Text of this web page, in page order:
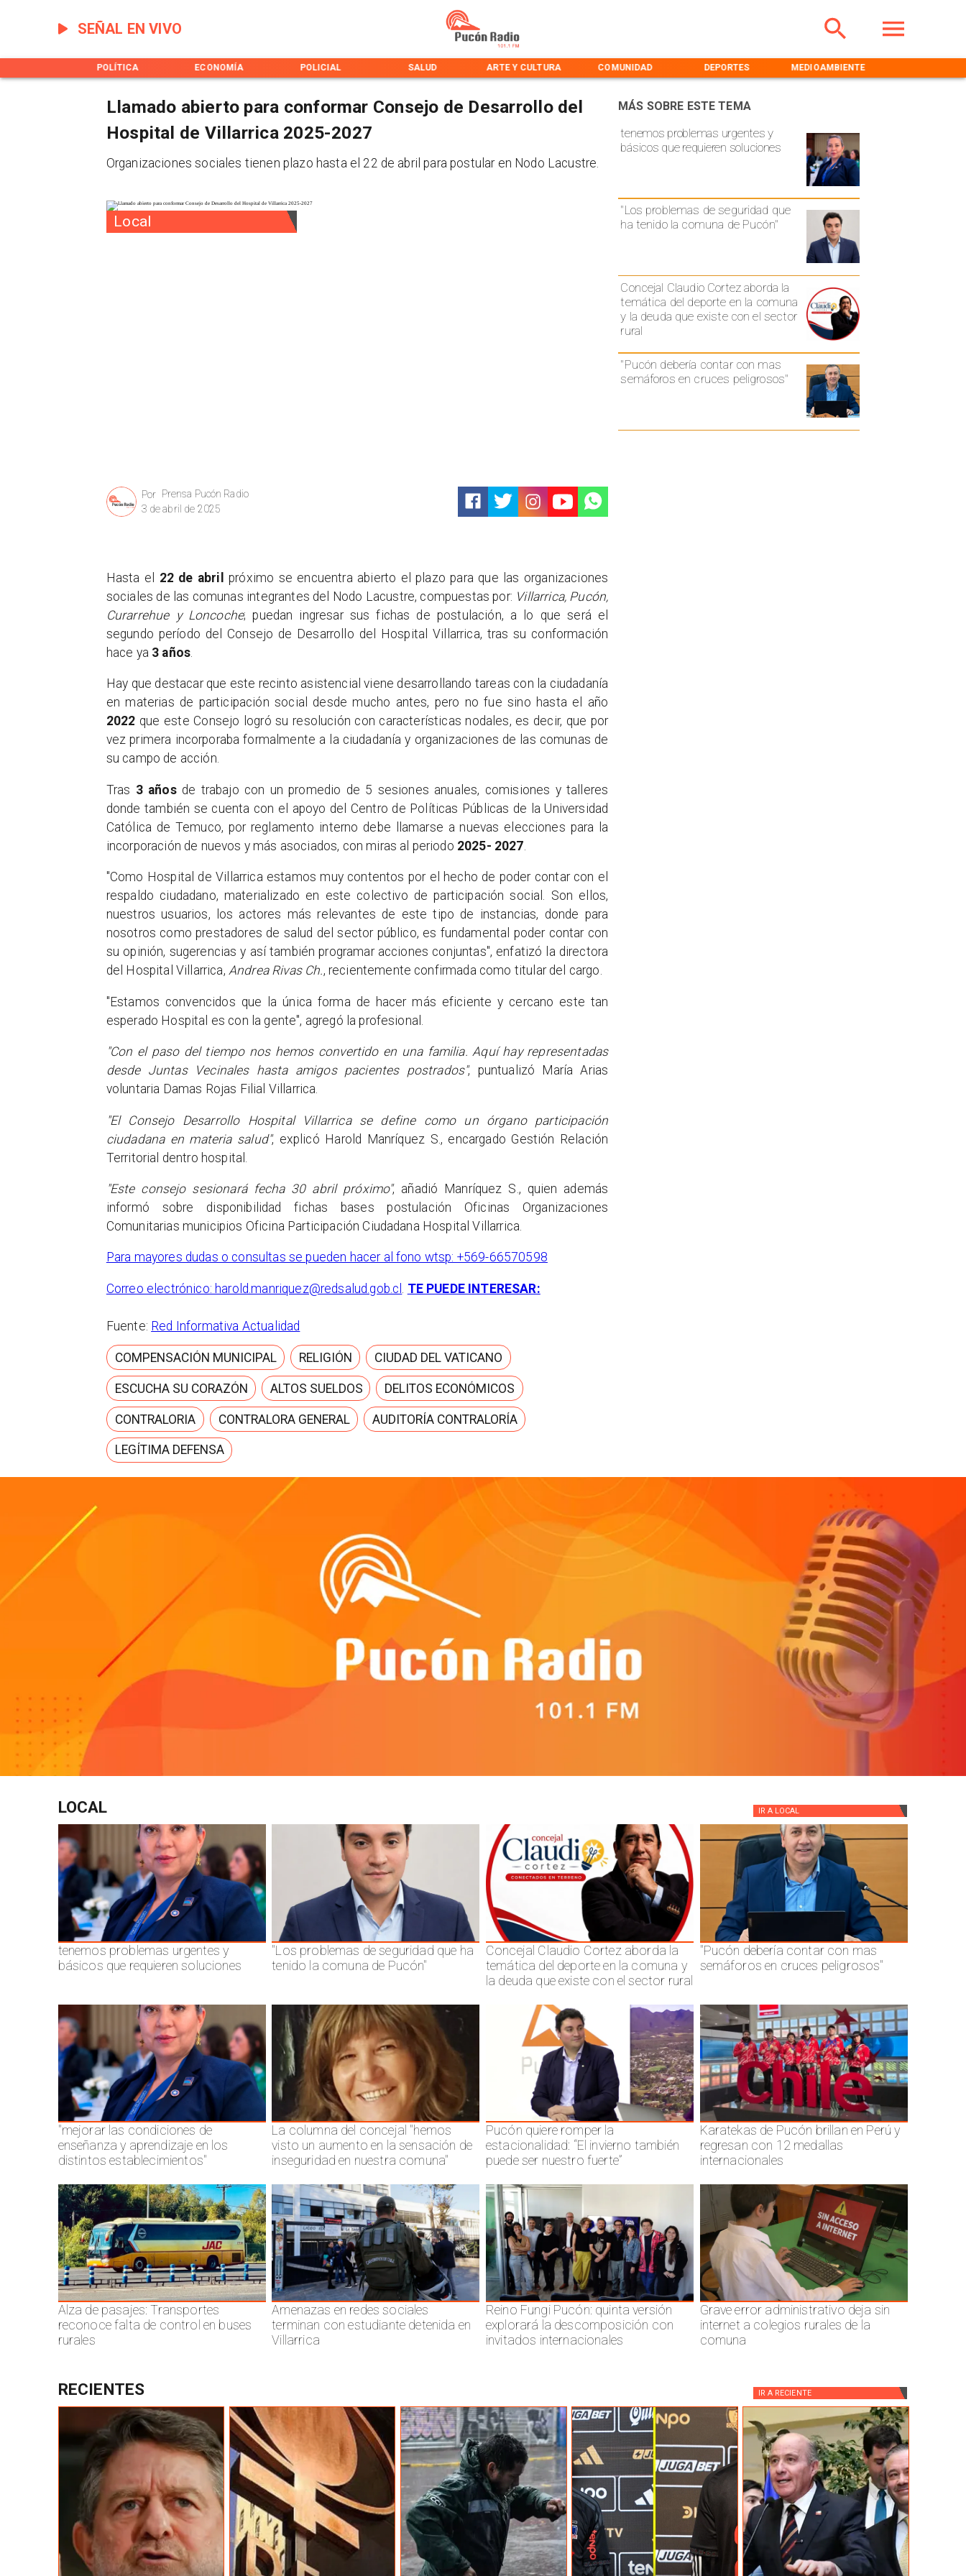
SEÑAL EN VIVO
POLÍTICA ECONOMÍA POLICIAL SALUD ARTE Y CULTURA COMUNIDAD DEPORTES MEDIOAMBIENTE
Local
Prensa Pucón Radio
Por
3 de abril de 2025
tenemos problemas urgentes y
básicos que requieren soluciones
"Los problemas de seguridad que
ha tenido la comuna de Pucón"
Concejal Claudio Cortez aborda la
temática del deporte en la comuna
y la deuda que existe con el sector
rural
"Pucón debería contar con mas
semáforos en cruces peligrosos"
MÁS SOBRE ESTE TEMA
Llamado abierto para conformar Consejo de Desarrollo del
Hospital de Villarrica 2025-2027
Organizaciones sociales tienen plazo hasta el 22 de abril para postular en Nodo Lacustre.
Hasta el 22 de abril
próximo se encuentra abierto el plazo para que las organizaciones
sociales de las comunas integrantes del Nodo Lacustre, compuestas por: Villarrica, Pucón,
Curarrehue y Loncoche; puedan ingresar sus fichas de postulación, a lo que será el
segundo período del Consejo de Desarrollo del Hospital Villarrica, tras su conformación
hace ya 3 años
Hay que destacar que este recinto asistencial viene desarrollando tareas con la ciudadanía
en materias de participación social desde mucho antes, pero no fue sino hasta el año
2022 que este Consejo logró su resolución con características nodales, es decir, que por
vez primera incorporaba formalmente a la ciudadanía y organizaciones de las comunas de
su campo de acción.
Tras 3 añosde trabajo con un promedio de 5 sesiones anuales, comisiones y talleres
donde también se cuenta con el apoyo del Centro de Políticas Públicas de la Universidad
Católica de Temuco, por reglamento interno debe llamarse a nuevas elecciones para la
incorporación de nuevos y más asociados, con miras al periodo 2025- 2027
"Como Hospital de Villarrica estamos muy contentos por el hecho de poder contar con el
respaldo ciudadano, materializado en este colectivo de participación social. Son ellos,
nuestros usuarios, los actores más relevantes de este tipo de instancias, donde para
nosotros como prestadores de salud del sector público, es fundamental poder contar con
su opinión, sugerencias y así también programar acciones conjuntas", enfatizó la directora
del Hospital Villarrica, Andrea Rivas Ch., recientemente confirmada como titular del cargo.
"Estamos convencidos que la única forma de hacer más eficiente y cercano este tan
esperado Hospital es con la gente", agregó la profesional.
"Con el paso del tiempo nos hemos convertido en una familia. Aquí hay representadas
desde Juntas Vecinales hasta amigos pacientes postrados", puntualizó María Arias
voluntaria Damas Rojas Filial Villarrica.
"El Consejo Desarrollo Hospital Villarrica se define como un órgano participación
ciudadana en materia salud", explicó Harold Manríquez S., encargado Gestión Relación
Territorial dentro hospital.
"Este consejo sesionará fecha 30 abril próximo", añadió Manríquez S., quien además
informó sobre disponibilidad fichas bases postulación Oficinas Organizaciones
Comunitarias municipios Oficina Participación Ciudadana Hospital Villarrica.
Para mayores dudas o consultas se pueden hacer al fono wtsp: +569-66570598
Correo electrónico: harold.manriquez@redsalud.gob.cl TE PUEDE INTERESAR:
Fuente: Red Informativa Actualidad
COMPENSACIÓN MUNICIPAL RELIGIÓN CIUDAD DEL VATICANO
ESCUCHA SU CORAZÓN ALTOS SUELDOS DELITOS ECONÓMICOS
CONTRALORIA CONTRALORA GENERAL AUDITORÍA CONTRALORÍA
LEGÍTIMA DEFENSA
LOCAL IR A LOCAL
tenemos problemas urgentes y
básicos que requieren soluciones
"Los problemas de seguridad que ha
tenido la comuna de Pucón"
Concejal Claudio Cortez aborda la
temática del deporte en la comuna y
la deuda que existe con el sector rural
"Pucón debería contar con mas
semáforos en cruces peligrosos"
"mejorar las condiciones de
enseñanza y aprendizaje en los
distintos establecimientos"
La columna del concejal "hemos
visto un aumento en la sensación de
inseguridad en nuestra comuna"
Pucón quiere romper la
estacionalidad: “El invierno también
puede ser nuestro fuerte”
Karatekas de Pucón brillan en Perú y
regresan con 12 medallas
internacionales
Alza de pasajes: Transportes
reconoce falta de control en buses
rurales
Amenazas en redes sociales
terminan con estudiante detenida en
Villarrica
Reino Fungi Pucón: quinta versión
explorará la descomposición con
invitados internacionales
Grave error administrativo deja sin
internet a colegios rurales de la
comuna
RECIENTES IR A RECIENTE